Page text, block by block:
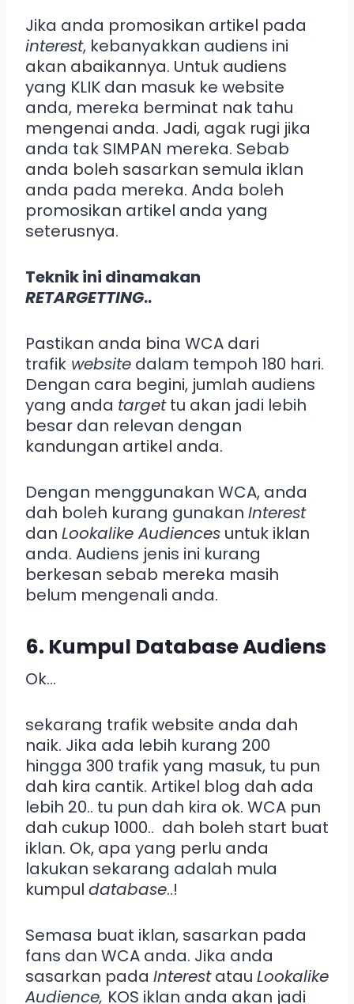
Jika anda promosikan artikel pada
interest, kebanyakkan audiens ini
akan abaikannya. Untuk audiens
yang KLIK dan masuk ke website
anda, mereka berminat nak tahu
mengenai anda. Jadi, agak rugi jika
anda tak SIMPAN mereka. Sebab
anda boleh sasarkan semula iklan
anda pada mereka. Anda boleh
promosikan artikel anda yang
seterusnya.
Teknik ini dinamakan
RETARGETTING..
Pastikan anda bina WCA dari
trafik website dalam tempoh 180 hari.
Dengan cara begini, jumlah audiens
yang anda targettu akan jadi lebih
besar dan relevan dengan
kandungan artikel anda.
Dengan menggunakan WCA, anda
dah boleh kurang gunakan Interest
dan Lookalike Audiences untuk iklan
anda. Audiens jenis ini kurang
berkesan sebab mereka masih
belum mengenali anda.
6. Kumpul Database Audiens
Ok…
sekarang trafik website anda dah
naik. Jika ada lebih kurang 200
hingga 300 trafik yang masuk, tu pun
dah kira cantik. Artikel blog dah ada
lebih 20.. tu pun dah kira ok. WCA pun
dah cukup 1000.. dah boleh start buat
iklan. Ok, apa yang perlu anda
lakukan sekarang adalah mula
kumpul database..!
Semasa buat iklan, sasarkan pada
fans dan WCA anda. Jika anda
sasarkan pada Interestatau Lookalike
Audience, KOS iklan anda akan jadi